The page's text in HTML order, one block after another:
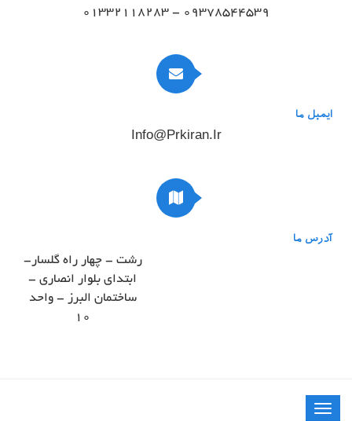
01332118283 - 09378544539
ایمیل ما
Info@prkiran.ir
آدرس ما
رشت - چهار راه گلسار-
ابتدای بلوار انصاری -
ساختمان البرز - واحد
۱۰